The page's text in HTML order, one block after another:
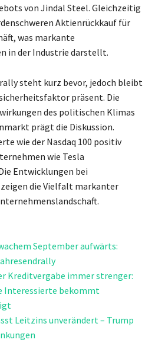
von Jindal Steel. Gleichzeitig
Aktienrückkauf für
was markante
in der Industrie darstellt.
steht kurz bevor, jedoch bleibt
präsent. Die
des politischen Klimas
prägt die Diskussion.
wie der Nasdaq 100 positiv
wie Tesla
Entwicklungen bei
zeigen die Vielfalt markanter
September aufwärts:
Kreditvergabe immer strenger:
Interessierte bekommt
Leitzins unverändert – Trump